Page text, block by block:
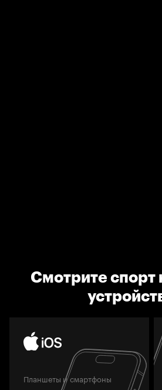
Смотрите
Планшеты и смартфоны